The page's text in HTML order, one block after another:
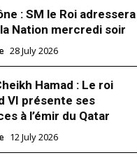
vérité
que
trouve-t-il
: SM le Roi
Nation mercredi soir
28 July 2026
Hamad : Le roi
VI présente ses
à l’émir du Qatar
12 July 2026